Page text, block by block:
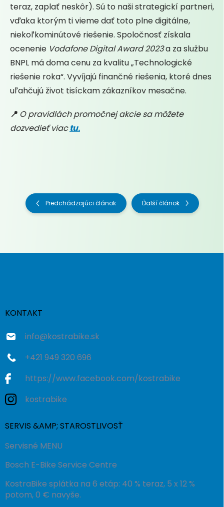
teraz, zaplať neskôr). Sú to naši strategickí partneri,
vďaka ktorým ti vieme dať toto plne digitálne,
niekoľkominútové riešenie. Spoločnosť získala
ocenenie Vodafone Digital Award 2023a za službu
BNPL má doma cenu za kvalitu „Technologické
riešenie roka“. Vyvíjajú finančné riešenia, ktoré dnes
uľahčujú život tisíckam zákazníkov mesačne.
📍 O pravidlách promočnej akcie sa môžete
dozvedieť viac tu.
Predchádzajúci článok Ďalší článok
KONTAKT
info@kostrabike.sk
+421 949 320 696
https://www.facebook.com/kostrabike
kostrabike
SERVIS &AMP; STAROSTLIVOSŤ
Servisné MENU
Bosch E-Bike Service Centre
KostraBike splátka na 6 etáp: 40 % teraz, 5 x 12 %
potom, 0 € navyše.